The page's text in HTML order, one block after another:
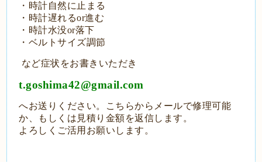
・時計自然に止まる
・時計遅れるor進む
・時計水没or落下
・ベルトサイズ調節
など症状をお書きいただき
t.goshima42@gmail.com
へお送りください。
こちらからメールで修理可能
か、もしくは見積り金額を返信します。
よろしくご活用お願いします。